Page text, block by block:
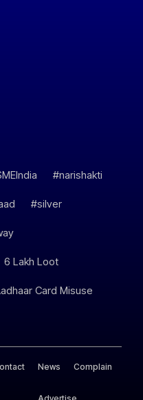
#narishakti
#silver
6 Lakh Loot
Card Misuse
News Complain